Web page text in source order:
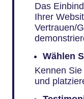
Das
Ihrer
Vertrauen/
Wählen
Kennen
und